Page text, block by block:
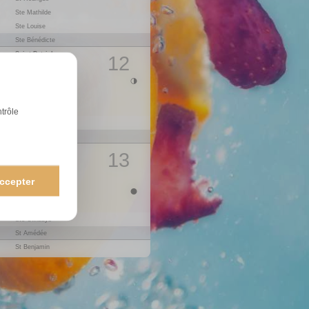
Ste Mathilde
Ste Louise
Ste Bénédicte
Saint-Patrick 12
Ste Clémence
13
Annonciation
Ste Larissa
Ste Gwladys
St Amédée
St Benjamin
14 L St Maxime
15
16
St B.-Joseph
17
J
18
St Parfait
D
21 St Anselme
St Alexandre
23
St Georges
St Marc
Ste Alida
Ste Zita
Ste Valérie
M
Ste Cath. de Sienne
30